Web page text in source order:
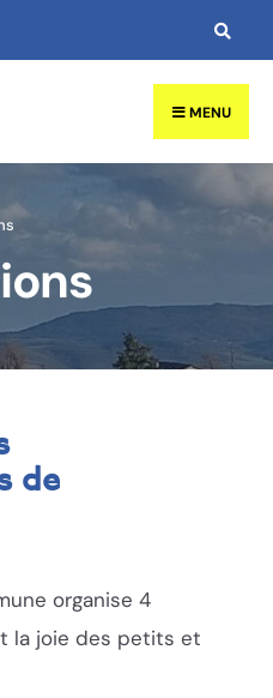
MENU
de
organise 4
la joie des petits et